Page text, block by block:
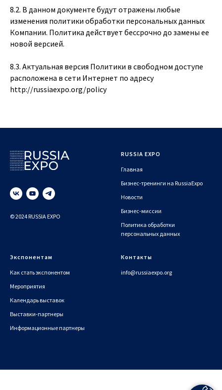
8.2. В данном документе будут отражены любые
изменения политики обработки персональных данных
Компании. Политика действует бессрочно до замены ее
новой версией.
8.3. Актуальная версия Политики в свободном доступе
расположена в сети Интернет по адресу
http://russiaexpo.org/policy
© 2024 RUSSIA EXPO
RUSSIA EXPO
Главная
Бизнес-тренинги на RussiaExpo
Новости
Бизнес-миссии
Политика обработки
персональных данных
Экспонентам
Как стать экспонентом
Мероприятия
Календарь выставок
Выставки-партнеры
Информационные партнеры
Контакты
info@russiaexpo.org